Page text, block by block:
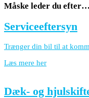
Måske leder du efter…
Serviceeftersyn
Trænger din bil til at
Læs mere her
Dæk- og